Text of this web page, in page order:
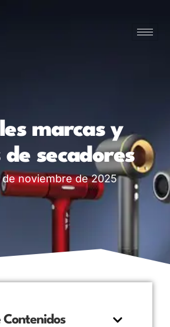
marcas y
secadores
de noviembre de 2025
Contenidos